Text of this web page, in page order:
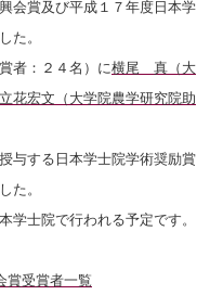
会賞及び平成１７年度日本学
た。
者：２４名）に横尾 真（大
立花宏文（大学院農学研究院助
する日本学士院学術奨励賞
た。
士院で行われる予定です。
賞受賞者一覧